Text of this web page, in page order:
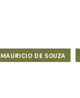
MAURICIO DE SOUZA